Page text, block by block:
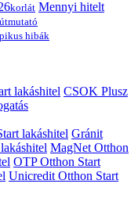
korlát Mennyi hitelt
útmutató
hibák
lakáshitel CSOK Plusz
lakáshitel Gránit
MagNet Otthon
OTP Otthon Start
Unicredit Otthon Start